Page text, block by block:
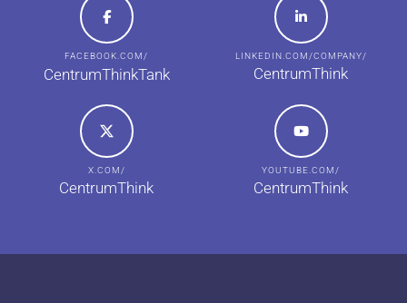
FACEBOOK.COM/
CentrumThinkTank
LINKEDIN.COM/COMPANY/
CentrumThink
X.COM/
CentrumThink
YOUTUBE.COM/
CentrumThink